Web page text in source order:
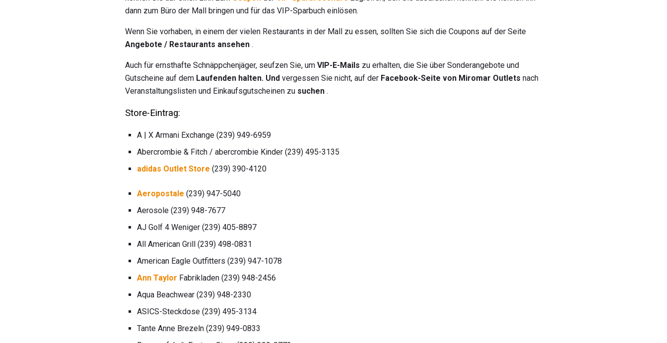
dann zum Büro der Mall bringen und für das VIP-Sparbuch einlösen.
Wenn Sie vorhaben, in einem der vielen Restaurants in der Mall zu essen, sollten Sie sich die Coupons auf der Seite
Angebote / Restaurants ansehen .
Auch für ernsthafte Schnäppchenjäger, seufzen Sie, um VIP-E-Mails zu erhalten, die Sie über Sonderangebote und
Gutscheine auf dem Laufenden halten. Und vergessen Sie nicht, auf der Facebook-Seite von Miromar Outlets nach
Veranstaltungslisten und Einkaufsgutscheinen zu suchen .
Store-Eintrag:
A | X Armani Exchange (239) 949-6959
Abercrombie & Fitch / abercrombie Kinder (239) 495-3135
adidas Outlet Store (239) 390-4120
Aeropostale (239) 947-5040
Aerosole (239) 948-7677
AJ Golf 4 Weniger (239) 405-8897
All American Grill (239) 498-0831
American Eagle Outfitters (239) 947-1078
Ann Taylor Fabrikladen (239) 948-2456
Aqua Beachwear (239) 948-2330
ASICS-Steckdose (239) 495-3134
Tante Anne Brezeln (239) 949-0833